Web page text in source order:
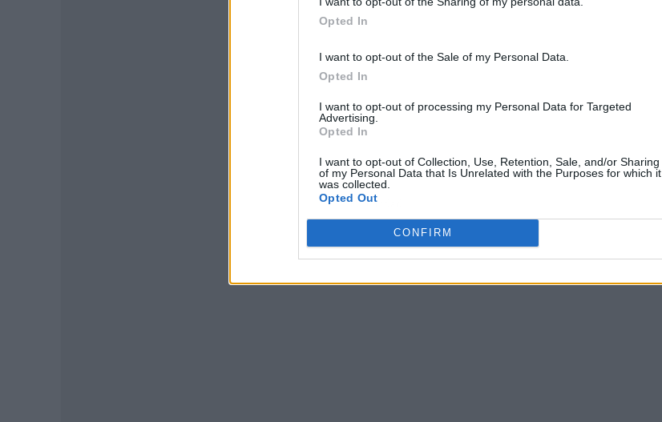
Opted In
I want to opt-out of the Sale of my Personal Data.
Opted In
I want to opt-out of processing my Personal Data for Targeted
Advertising.
Opted In
I want to opt-out of Collection, Use, Retention, Sale, and/or Sharing
of my Personal Data that Is Unrelated with the Purposes for which it
was collected.
Opted Out
CONFIRM
Publicidad